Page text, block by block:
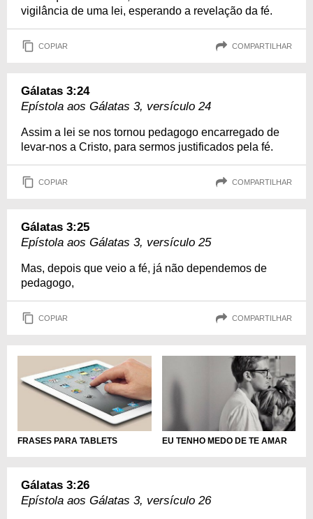
vigilância de uma lei, esperando a revelação da fé.
COPIAR COMPARTILHAR
Gálatas 3:24
Epístola aos Gálatas 3, versículo 24
Assim a lei se nos tornou pedagogo encarregado de
levar-nos a Cristo, para sermos justificados pela fé.
COPIAR COMPARTILHAR
Gálatas 3:25
Epístola aos Gálatas 3, versículo 25
Mas, depois que veio a fé, já não dependemos de
pedagogo,
COPIAR COMPARTILHAR
FRASES PARA TABLETS EU TENHO MEDO DE TE AMAR
Gálatas 3:26
Epístola aos Gálatas 3, versículo 26